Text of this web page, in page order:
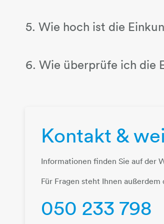
5. Wie hoch ist die
6. Wie überprüfe ich die
Kontakt &
Informationen finden Sie auf der
Für Fragen steht Ihnen außerdem
050 233 798